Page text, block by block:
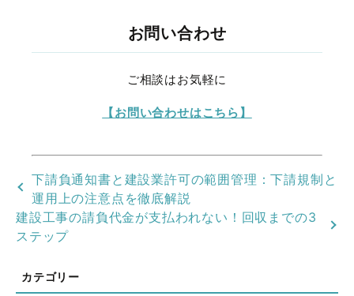
お問い合わせ
ご相談はお気軽に
【お問い合わせはこちら】
下請負通知書と建設業許可の範囲管理：下請規制と
運用上の注意点を徹底解説
建設工事の請負代金が支払われない！回収までの3
ステップ